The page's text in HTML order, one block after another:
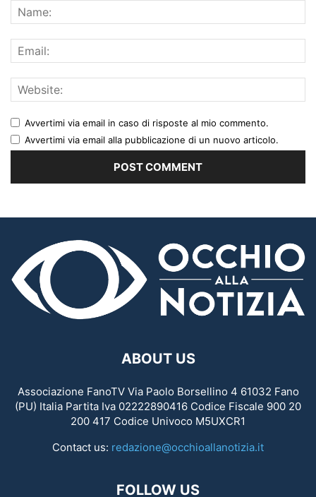
Avvertimi via email in caso di risposte al mio commento.
Avvertimi via email alla pubblicazione di un nuovo articolo.
ABOUT US
Associazione FanoTV Via Paolo Borsellino 4 61032 Fano
(PU) Italia Partita Iva 02222890416 Codice Fiscale 900 20
200 417 Codice Univoco M5UXCR1
Contact us: redazione@occhioallanotizia.it
FOLLOW US